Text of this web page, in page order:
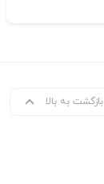
بازگشت به بالا